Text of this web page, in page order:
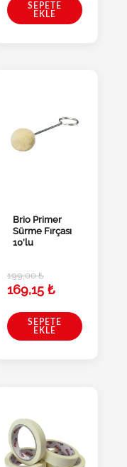
SEPETE
EKLE
Brio Primer
Sürme Fırçası
10’lu
199,00₺
169,15 ₺
SEPETE
EKLE